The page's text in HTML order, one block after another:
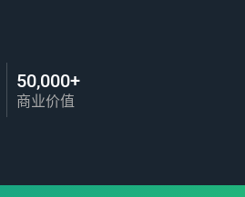
50,000+
商业价值